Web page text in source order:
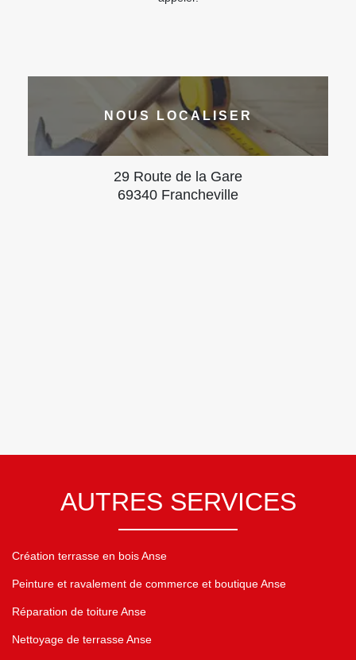
NOUS LOCALISER
29 Route de la Gare
69340 Francheville
AUTRES SERVICES
Création terrasse en bois Anse
Peinture et ravalement de commerce et boutique Anse
Réparation de toiture Anse
Nettoyage de terrasse Anse